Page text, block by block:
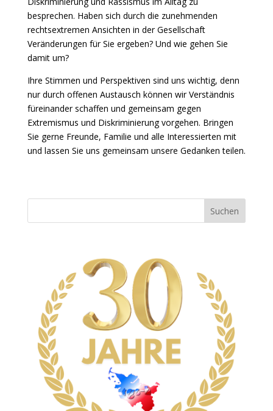
besprechen. Haben sich durch die zunehmenden
rechtsextremen Ansichten in der Gesellschaft
Veränderungen für Sie ergeben? Und wie gehen Sie
damit um?
Ihre Stimmen und Perspektiven sind uns wichtig, denn
nur durch offenen Austausch können wir Verständnis
füreinander schaffen und gemeinsam gegen
Extremismus und Diskriminierung vorgehen. Bringen
Sie gerne Freunde, Familie und alle Interessierten mit
und lassen Sie uns gemeinsam unsere Gedanken teilen.
Suchen